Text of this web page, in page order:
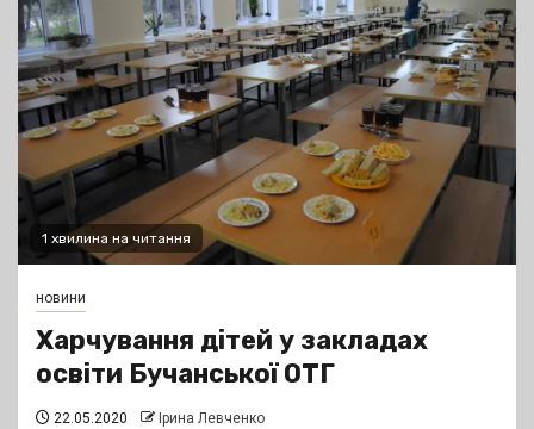
1 хвилина на читання
новини
Харчування дітей у закладах
освіти Бучанської ОТГ
22.05.2020 Ірина Левченко